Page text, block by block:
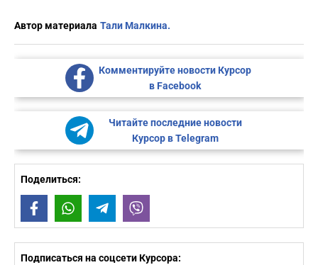
Автор материала Тали Малкина.
Комментируйте новости Курсор
в Facebook
Читайте последние новости
Курсор в Telegram
Поделиться:
FacebookWhatsAppTelegram
Подписаться на соцсети Курсора: